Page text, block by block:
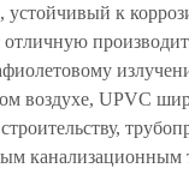
устойчивый к
воздухе, UPVC
канализационным